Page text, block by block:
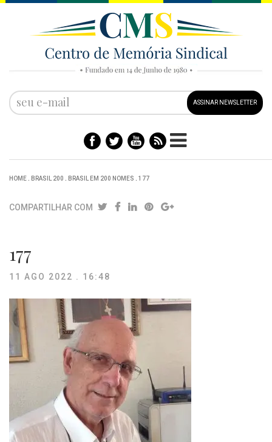
ASSINAR NEWSLETTER
HOME BRASIL 200 BRASIL EM 200 NOMES 177
COMPARTILHAR COM
177
11 AGO 2022 . 16:48